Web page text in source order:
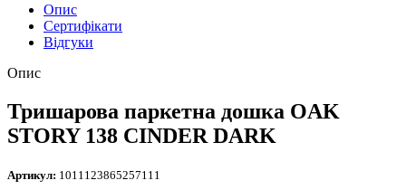
Опис
Сертифікати
Відгуки
Опис
Тришарова паркетна дошка OAK
STORY 138 CINDER DARK
Артикул: 1011123865257111